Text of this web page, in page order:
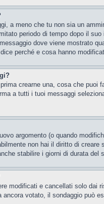
a meno che tu non sia un
periodo di tempo dopo il
dove viene mostrato
perché e cosa hanno
crearne una, cosa che
a tutti i tuoi messaggi
argomento (o quando
non hai il diritto di creare
stabilire i giorni di durata del
modificati e cancellati solo dai
votato, il sondaggio può